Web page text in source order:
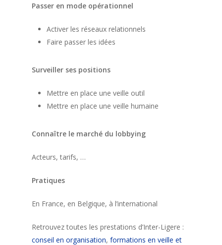
Passer en mode opérationnel
Activer les réseaux relationnels
Faire passer les idées
Surveiller ses positions
Mettre en place une veille outil
Mettre en place une veille humaine
Connaître le marché du lobbying
Acteurs, tarifs, …
Pratiques
En France, en Belgique, à l’international
Retrouvez toutes les prestations d’Inter-Ligere :
conseil en organisation, formations en veille et